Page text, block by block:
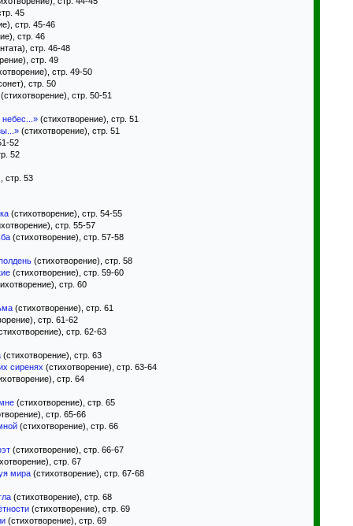
45
стр. 45-46
стр. 46
стр. 46-48
стр. 49
стр. 49-50
стр. 50
стр. 50-51
небес...» (стихотворение), стр. 51
(стихотворение), стр. 51
52
52
стр. 53
(стихотворение), стр. 54-55
стр. 55-57
(стихотворение), стр. 57-58
(стихотворение), стр. 58
(стихотворение), стр. 59-60
стр. 60
(стихотворение), стр. 61
стр. 61-62
стр. 62-63
(стихотворение), стр. 63
сиренях (стихотворение), стр. 63-64
стр. 64
(стихотворение), стр. 65
стр. 65-66
(стихотворение), стр. 66
(стихотворение), стр. 66-67
стр. 67
мира (стихотворение), стр. 67-68
(стихотворение), стр. 68
(стихотворение), стр. 69
(стихотворение), стр. 69